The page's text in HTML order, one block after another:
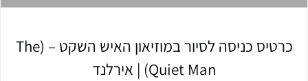
כרטיס כניסה לסיור במוזיאון האיש השקט – (The
Quiet Man) | אירלנד